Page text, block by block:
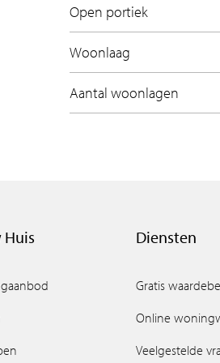
flats of around 62
making best use
There is
has the perfect
Open portiek
Woonlaag
Aantal woonlagen
Huis Diensten
Gratis
Online
Veelgestelde